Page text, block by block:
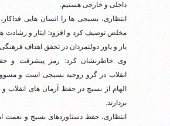
داخلی و خارجی هستیم.
انتظاری، بسیجی ها را انسان هایی
مخلص توصیف کرد و افزود: ایثار و رشادت
یار و یاور دولتمردان در تحقق اهداف
وی خاطرنشان کرد: رمز پیشرفت و
انقلاب در گرو روحیه بسیجی است و
الهام از بسیج در حفظ آرمان های انقلاب
بردارند.
انتظاری، حفظ دستاوردهای بسیج و نعمت